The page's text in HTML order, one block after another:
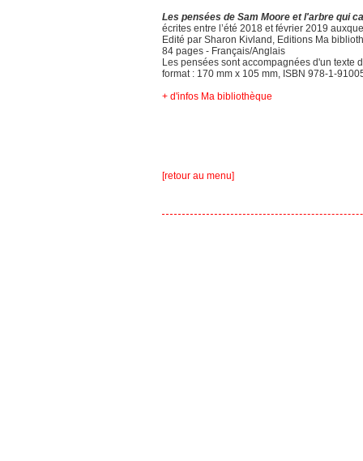
Les pensées de Sam Moore et l'arbre qui
écrites entre l’été 2018 et février 2019
Edité par Sharon Kivland, Editions Ma
84 pages - Français/Anglais
Les pensées sont accompagnées d'un texte
format : 170 mm x 105 mm, ISBN 978-1-
+ d'infos Ma bibliothèque
[retour au menu]